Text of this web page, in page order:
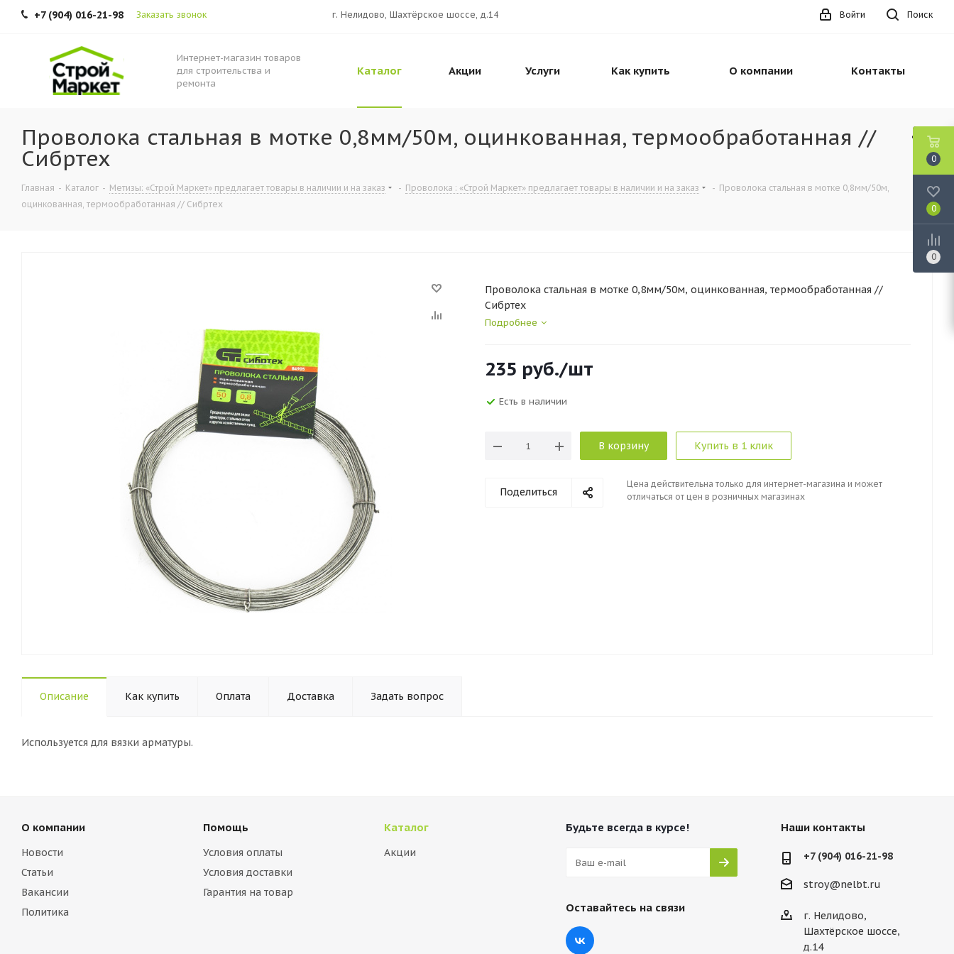
+7 (904) 016-21-98 Заказать звонок г. Нелидово, Шахтёрское шоссе, д.14 Поиск
Войти
Интернет-магазин товаров
для строительства и
ремонта
Каталог Акции Услуги Как купить О компании Контакты
Проволока стальная в мотке 0,8мм/50м, оцинкованная, термообработанная //
Сибртех
Главная - Каталог - Метизы: «Строй Маркет» предлагает товары в наличии и на заказ - Проволока : «Строй Маркет» предлагает товары в наличии и на заказ - Проволока стальная в мотке 0,8мм/50м,
оцинкованная, термообработанная // Сибртех
Проволока стальная в мотке 0,8мм/50м, оцинкованная, термообработанная //
Сибртех
Подробнее
235 руб./шт
Есть в наличии
В корзину Купить в 1 клик
Поделиться
Цена действительна только для интернет-магазина и может
отличаться от цен в розничных магазинах
Описание Как купить Оплата Доставка Задать вопрос
Используется для вязки арматуры.
О компании
Новости
Статьи
Вакансии
Политика
Помощь
Условия оплаты
Условия доставки
Гарантия на товар
Каталог
Акции
Будьте всегда в курсе!
Оставайтесь на связи
Наши контакты
+7 (904) 016-21-98
stroy@nelbt.ru
г. Нелидово,
Шахтёрское шоссе,
д.14
0
0
0